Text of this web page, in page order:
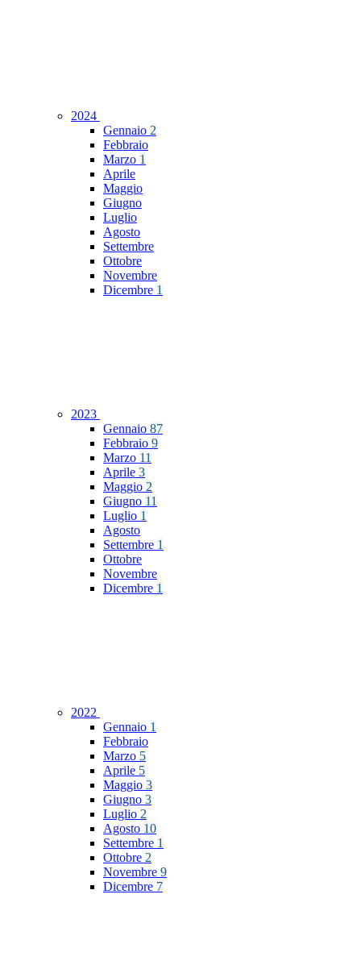
2024
Gennaio 2
Febbraio
Marzo 1
Aprile
Maggio
Giugno
Luglio
Agosto
Settembre
Ottobre
Novembre
Dicembre 1
2023
Gennaio 87
Febbraio 9
Marzo 11
Aprile 3
Maggio 2
Giugno 11
Luglio 1
Agosto
Settembre 1
Ottobre
Novembre
Dicembre 1
2022
Gennaio 1
Febbraio
Marzo 5
Aprile 5
Maggio 3
Giugno 3
Luglio 2
Agosto 10
Settembre 1
Ottobre 2
Novembre 9
Dicembre 7